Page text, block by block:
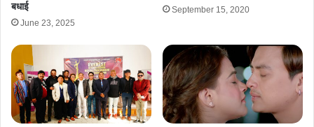
बधाई
June 23, 2025
September 15, 2020